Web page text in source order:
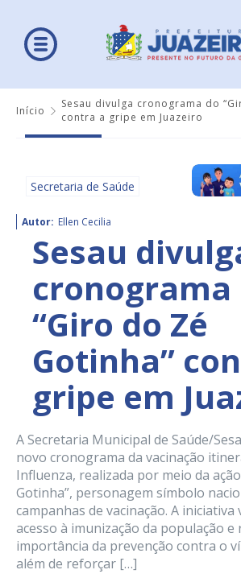
Início
Sesau divulga cronograma do
contra a gripe em Juazeiro
Secretaria de Saúde
Autor: Ellen Cecilia
Sesau
cronograma
“Giro do Zé
Gotinha”
gripe em
A Secretaria Municipal de Saúde/
novo cronograma da vacinação
Influenza, realizada por meio da
Gotinha”, personagem símbolo
campanhas de vacinação. A iniciativa
acesso à imunização da população e
importância da prevenção contra o
além de reforçar […]